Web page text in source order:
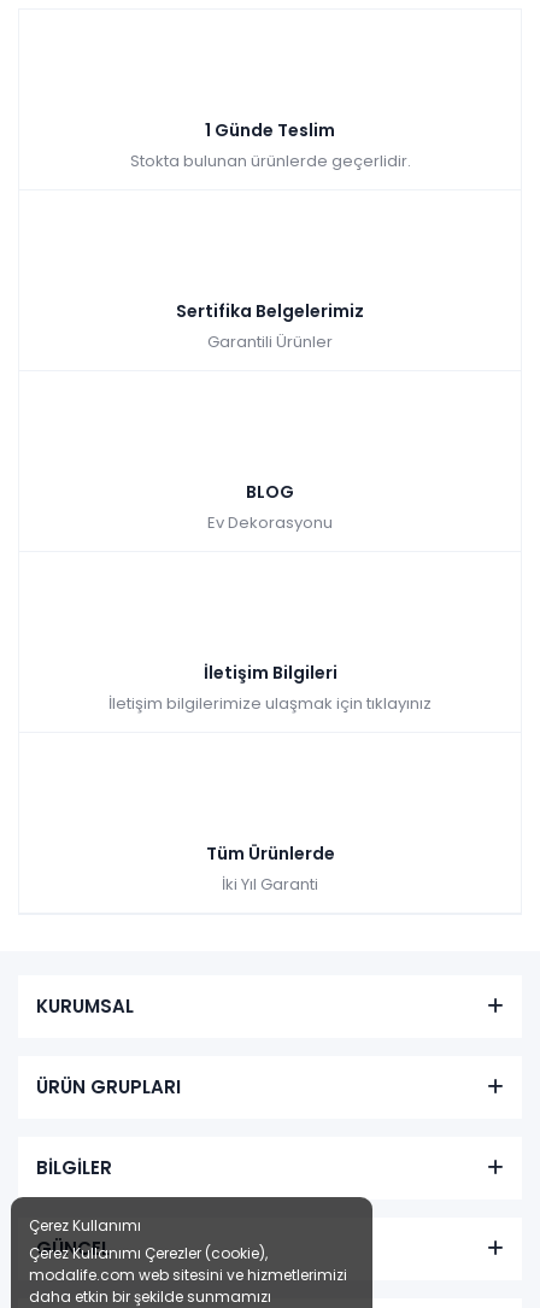
1 Günde Teslim
Stokta bulunan ürünlerde geçerlidir.
Sertifika Belgelerimiz
Garantili Ürünler
BLOG
Ev Dekorasyonu
İletişim Bilgileri
İletişim bilgilerimize ulaşmak için tıklayınız
Tüm Ürünlerde
İki Yıl Garanti
KURUMSAL
ÜRÜN GRUPLARI
BİLGİLER
GÜNCEL
Çerez Kullanımı
Çerez Kullanımı Çerezler (cookie),
modalife.com web sitesini ve hizmetlerimizi
daha etkin bir şekilde sunmamızı